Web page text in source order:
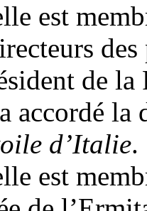
est
de
accordé la
d’Italie.
est